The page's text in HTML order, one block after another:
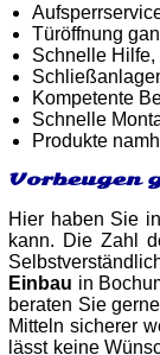
Türöffnung
Schnelle Hilfe,
Kompetente
Schnelle
Produkte
Vorbeugen
Hier haben Sie
kann. Die Zahl
Einbau in
beraten Sie
Mitteln sicherer
lässt keine